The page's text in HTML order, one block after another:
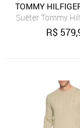
TOMMY
Suéter Tommy
R$